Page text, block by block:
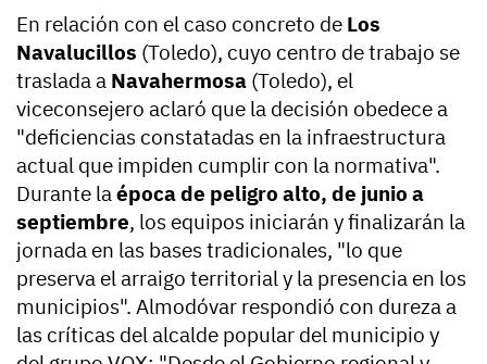
En relación con el caso concreto de Los
Navalucillos (Toledo), cuyo centro de trabajo se
traslada a Navahermosa (Toledo), el
viceconsejero aclaró que la decisión obedece a
"deficiencias constatadas en la infraestructura
actual que impiden cumplir con la normativa".
Durante laépoca de peligro alto, de junio a
septiembre, los equipos iniciarán y finalizarán la
jornada en las bases tradicionales, "lo que
preserva el arraigo territorial y la presencia en los
municipios". Almodóvar respondió con dureza a
las críticas del alcalde popular del municipio y